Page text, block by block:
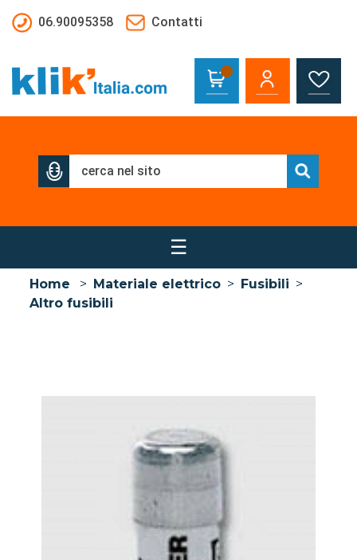
06.90095358
Contatti
☰
Home > Materiale elettrico > Fusibili >
Altro fusibili